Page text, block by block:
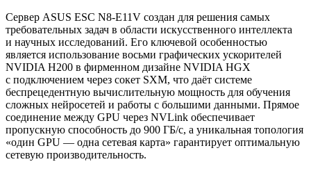
Сервер ASUS ESC N8-E11V создан для решения самых
требовательных задач в области искусственного интеллекта
и научных исследований. Его ключевой особенностью
является использование восьми графических ускорителей
NVIDIA H200 в фирменном дизайне NVIDIA HGX
с подключением через сокет SXM, что даёт системе
беспрецедентную вычислительную мощность для обучения
сложных нейросетей и работы с большими данными. Прямое
соединение между GPU через NVLink обеспечивает
пропускную способность до 900 ГБ/с, а уникальная топология
«один GPU — одна сетевая карта» гарантирует оптимальную
сетевую производительность.